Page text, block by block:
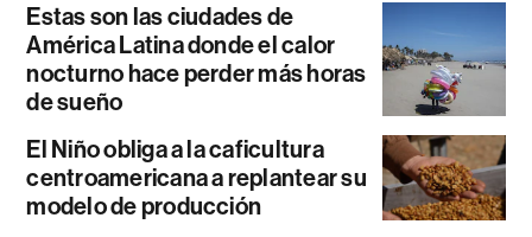
Estas son las ciudades de
América Latina donde el calor
nocturno hace perder más horas
de sueño
El Niño obliga a la caficultura
centroamericana a replantear su
modelo de producción